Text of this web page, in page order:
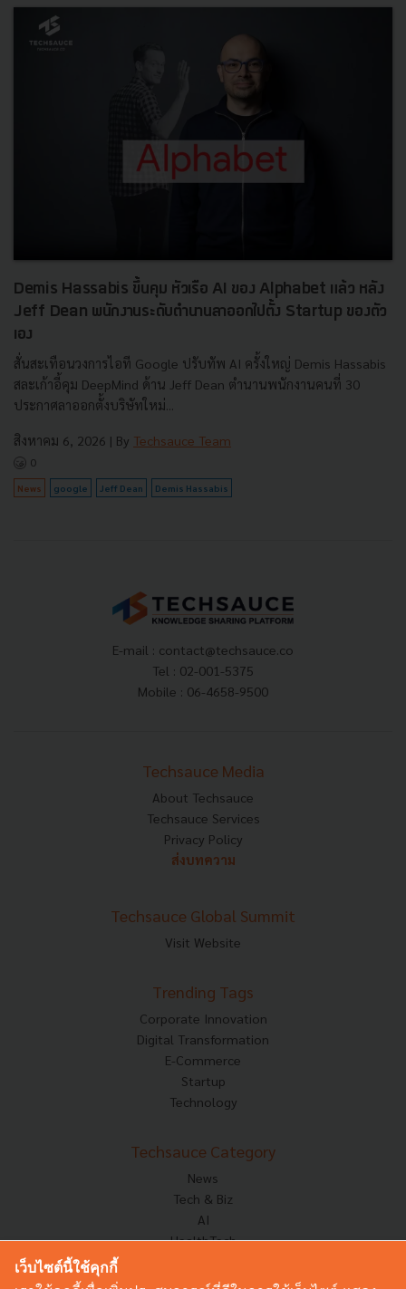
Demis Hassabis ขึ้นคุม หัวเรือ AI ของ Alphabet แล้ว หลัง
Jeff Dean พนักงานระดับตำนานลาออกไปตั้ง Startup ของตัว
เอง
สั่นสะเทือนวงการไอที Google ปรับทัพ AI ครั้งใหญ่ Demis Hassabis
สละเก้าอี้คุม DeepMind ด้าน Jeff Dean ตำนานพนักงานคนที่ 30
ประกาศลาออกตั้งบริษัทใหม่...
สิงหาคม 6, 2026 | By Techsauce Team
0
News google Jeff Dean Demis Hassabis
E-mail : contact@techsauce.co
Tel : 02-001-5375
Mobile : 06-4658-9500
Techsauce Media
About Techsauce
Techsauce Services
Privacy Policy
ส่งบทความ
Techsauce Global Summit
Visit Website
Trending Tags
Corporate Innovation
Digital Transformation
E-Commerce
Startup
Technology
Techsauce Category
News
Tech & Biz
AI
HealthTech
Corp Innov
เว็บไซต์นี้ใช้คุกกี้